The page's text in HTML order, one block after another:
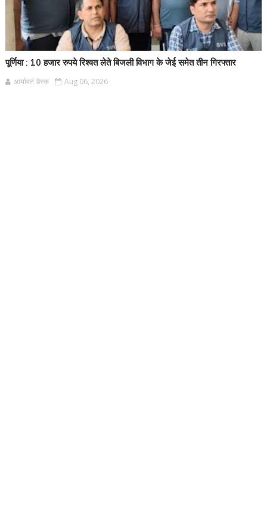
पूर्णिया : 10 हजार रुपये रिश्वत लेते बिजली विभाग के जेई समेत तीन गिरफ्तार
आर्यावर्त डेस्क Aug 06, 2026